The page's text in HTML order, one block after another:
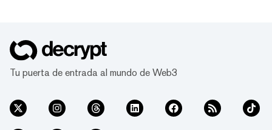
Tu puerta de entrada al mundo de Web3